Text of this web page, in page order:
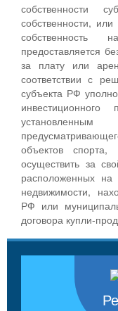
собственности
собственности, или
собственность
предоставляется
за плату или
соответствии с
субъекта РФ
инвестиционного
объектов
осуществить за
расположенных на
недвижимости,
РФ или
договора купли-